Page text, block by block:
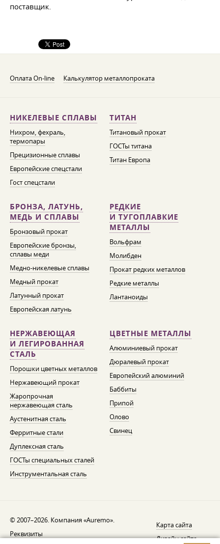
поставщик.
Оплата On-line Калькулятор металлопроката
НИКЕЛЕВЫЕ СПЛАВЫ
Нихром, фехраль,
термопары
Прецизионные сплавы
Европейские спецстали
Гост спецстали
ТИТАН
Титановый прокат
ГОСТы титана
Титан Европа
БРОНЗА, ЛАТУНЬ,
МЕДЬ И СПЛАВЫ
Бронзовый прокат
Европейские бронзы,
сплавы меди
Медно-никелевые сплавы
Медный прокат
Латунный прокат
Европейская латунь
РЕДКИЕ
И ТУГОПЛАВКИЕ
МЕТАЛЛЫ
Вольфрам
Молибден
Прокат редких металлов
Редкие металлы
Лантаноиды
НЕРЖАВЕЮЩАЯ
И ЛЕГИРОВАННАЯ
СТАЛЬ
Порошки цветных металлов
Нержавеющий прокат
Жаропрочная
нержавеющая сталь
Аустенитная сталь
Ферритные стали
Дуплексная сталь
ГОСТы специальных сталей
Инструментальная сталь
ЦВЕТНЫЕ МЕТАЛЛЫ
Алюминиевый прокат
Дюралевый прокат
Европейский алюминий
Баббиты
Припой
Олово
Свинец
© 2007–2026. Компания «Auremo».
Реквизиты
Карта сайта
Дизайн сайта —